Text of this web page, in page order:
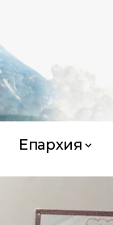
Епархия